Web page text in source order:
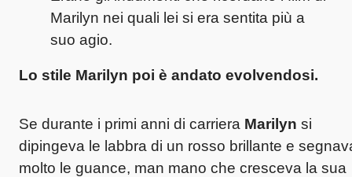
Marilyn nei quali lei si era sentita più a
suo agio.
Lo stile Marilyn poi è andato evolvendosi.
Se durante i primi anni di carriera Marilyn si
dipingeva le labbra di un rosso brillante e
molto le guance, man mano che cresceva la sua